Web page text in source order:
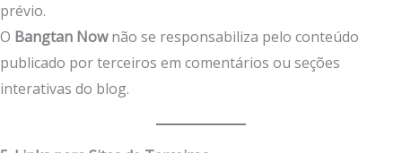
prévio.
O Bangtan Nownão se responsabiliza pelo conteúdo
publicado por terceiros em comentários ou seções
interativas do blog.